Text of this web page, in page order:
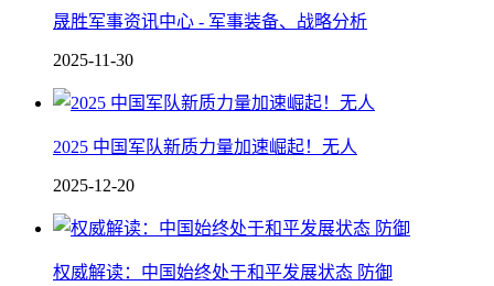
晟胜军事资讯中心 - 军事装备、战略分析
2025-11-30
2025 中国军队新质力量加速崛起！无人
2025-12-20
权威解读：中国始终处于和平发展状态 防御